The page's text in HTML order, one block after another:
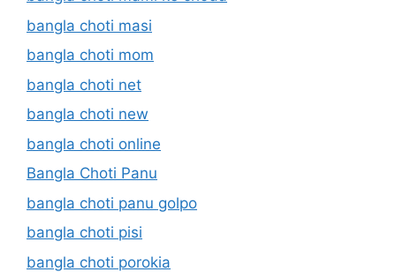
bangla choti masi
bangla choti mom
bangla choti net
bangla choti new
bangla choti online
Bangla Choti Panu
bangla choti panu golpo
bangla choti pisi
bangla choti porokia